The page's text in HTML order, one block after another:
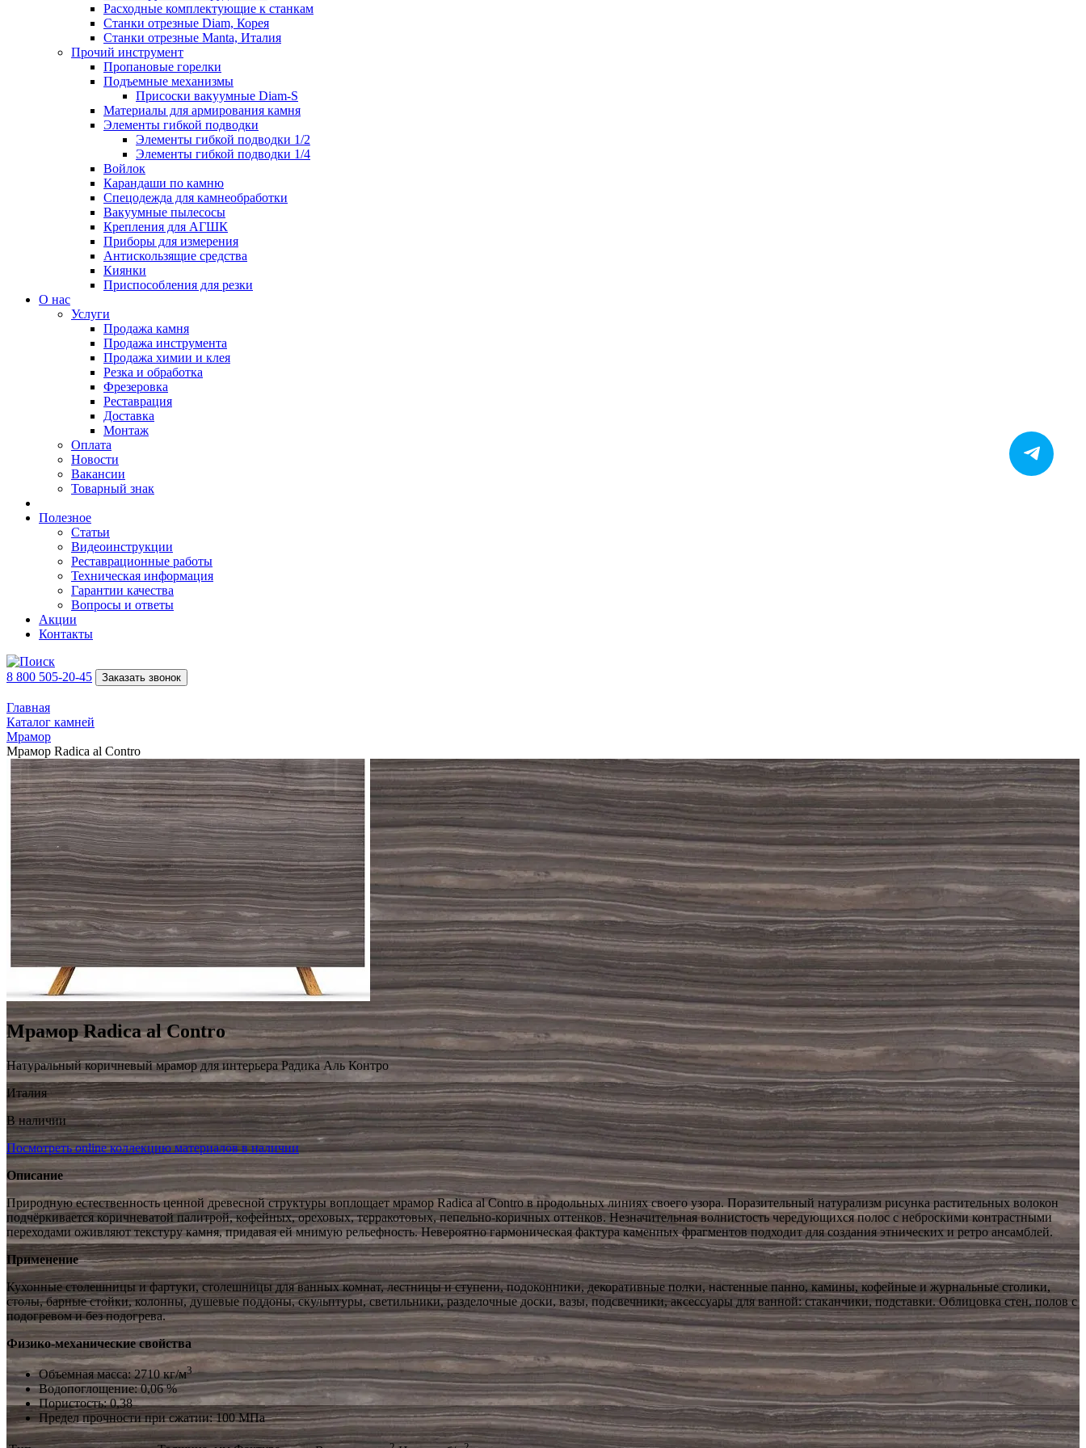
Расходные комплектующие к станкам
Станки отрезные Diam, Корея
Станки отрезные Manta, Италия
Прочий инструмент
Пропановые горелки
Подъeмные механизмы
Присоски вакуумные Diam-S
Материалы для армирования камня
Элементы гибкой подводки
Элементы гибкой подводки 1/2
Элементы гибкой подводки 1/4
Войлок
Карандаши по камню
Спецодежда для камнеобработки
Вакуумные пылесосы
Крепления для АГШК
Приборы для измерения
Антискользящие средства
Киянки
Приспособления для резки
О нас
Услуги
Продажа камня
Продажа инструмента
Продажа химии и клея
Резка и обработка
Фрезеровка
Реставрация
Доставка
Монтаж
Оплата
Новости
Вакансии
Товарный знак
Полезное
Статьи
Видеоинструкции
Реставрационные работы
Техническая информация
Гарантии качества
Вопросы и ответы
Акции
Контакты
8 800 505-20-45 Заказать звонок
Главная
Каталог камней
Мрамор
Мрамор Radica al Contro
Мрамор Radica al Contro
Натуральный коричневый мрамор для интерьера Радика Аль Контро
Италия
В наличии
Посмотреть online коллекцию материалов в наличии
Описание
Природную естественность ценной древесной структуры воплощает мрамор Radica al Contro в продольных линиях своего узора. Поразительный натурализм рисунка растительных волокон
подчёркивается коричневатой палитрой, кофейных, ореховых, терракотовых, пепельно-коричных оттенков. Незначительная волнистость чередующихся полос с неброскими контрастными
переходами оживляют текстуру камня, придавая ей мнимую рельефность. Невероятно гармоническая фактура каменных фрагментов подходит для создания этнических и ретро ансамблей.
Применение
Кухонные столешницы и фартуки, столешницы для ванных комнат, лестницы и ступени, подоконники, декоративные полки, настенные панно, камины, кофейные и журнальные столики,
столы, барные стойки, колонны, душевые поддоны, скульптуры, светильники, разделочные доски, вазы, подсвечники, аксессуары для ванной: стаканчики, подставки. Облицовка стен, полов с
подогревом и без подогрева.
Физико-механические свойства
Объемная масса: 2710 кг/м3
Водопоглощение: 0,06 %
Пористость: 0,38
Предел прочности при сжатии: 100 МПа